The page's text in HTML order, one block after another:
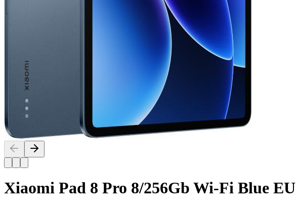
Xiaomi Pad 8 Pro 8/256Gb Wi-Fi Blue EU